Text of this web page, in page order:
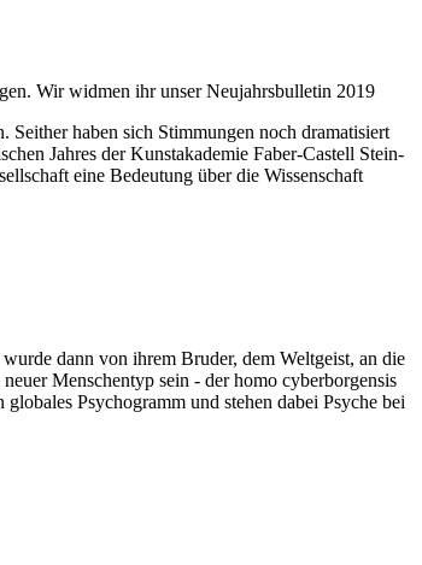
Wir widmen ihr unser Neujahrsbulletin 2019
Seither haben sich Stimmungen noch dramatisiert
Jahres der Kunstakademie Faber-Castell Stein-
eine Bedeutung über die Wissenschaft
dann von ihrem Bruder, dem Weltgeist, an die
Menschentyp sein - der homo cyberborgensis
Psychogramm und stehen dabei Psyche bei